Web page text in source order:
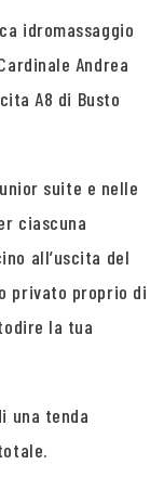
idromassaggio
Andrea
A8 di Busto
suite e nelle
ciascuna
all’uscita del
privato proprio di
la tua
una tenda